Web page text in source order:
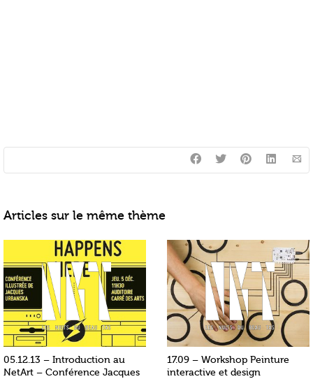
Articles sur le même thème
05.12.13 – Introduction au
NetArt – Conférence Jacques
17.09 – Workshop Peinture
interactive et design